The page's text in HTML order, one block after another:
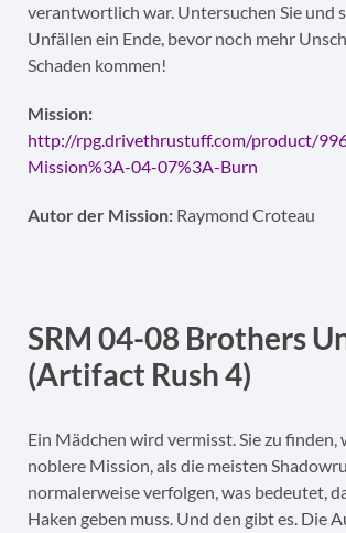
verantwortlich war. Untersuchen Sie und
Unfällen ein Ende, bevor noch mehr
Schaden kommen!
Mission:
http://rpg.drivethrustuff.com/product/
Mission%3A-04-07%3A-Burn
Autor der Mission: Raymond Croteau
SRM 04-08 Brothers
(Artifact Rush 4)
Ein Mädchen wird vermisst. Sie zu finden,
noblere Mission, als die meisten
normalerweise verfolgen, was bedeutet,
Haken geben muss. Und den gibt es. Die